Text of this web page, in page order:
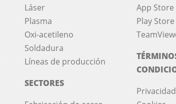
Láser
Plasma
Oxi-acetileno
Soldadura
Líneas de producción
SECTORES
App Store
Play Store
Privacidad